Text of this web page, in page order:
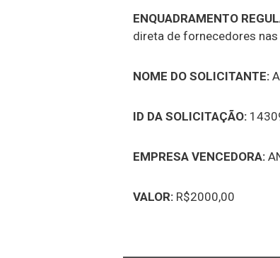
ENQUADRAMENTO
direta de fornecedores
NOME DO SOLICITANTE:
ID DA SOLICITAÇÃO:
EMPRESA VENCEDORA:
VALOR: R$2000,00